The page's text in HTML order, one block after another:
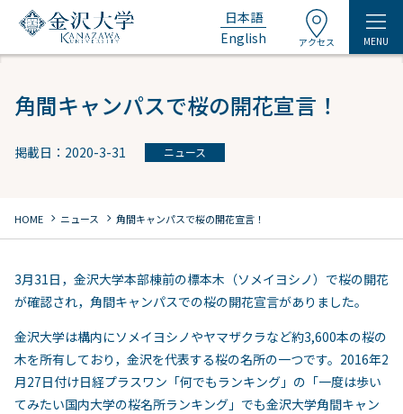
日本語
English
アクセス MENU
角間キャンパスで桜の開花宣言！
掲載日：2020-3-31 ニュース
HOME chevron_right ニュース chevron_right 角間キャンパスで桜の開花宣言！
3月31日，金沢大学本部棟前の標本木（ソメイヨシノ）で桜の開花
が確認され，角間キャンパスでの桜の開花宣言がありました。
金沢大学は構内にソメイヨシノやヤマザクラなど約3,600本の桜の
木を所有しており，金沢を代表する桜の名所の一つです。2016年2
月27日付け日経プラスワン「何でもランキング」の「一度は歩い
てみたい国内大学の桜名所ランキング」でも金沢大学角間キャン